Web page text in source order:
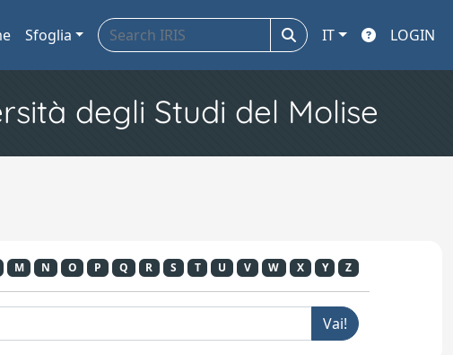
Sfoglia IT LOGIN
degli Studi del Molise
M N O P Q R S T U V W X Y Z